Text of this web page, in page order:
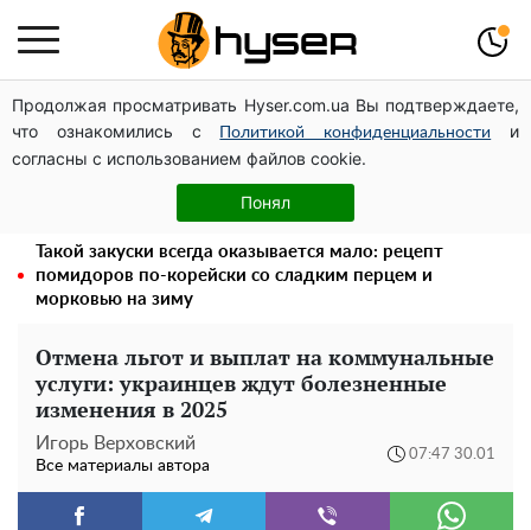
Продолжая просматривать Hyser.com.ua Вы подтверждаете,
что ознакомились с
Политикой конфиденциальности
и
согласны с использованием файлов cookie.
Понял
Полностью голая Анна Тринчер блеснула
"прелестями": таких размеров вы еще не видели
Поэтому и выглядит так молодо: 5 простых и
любимых блюд Аллы Пугачевой, о которых вы точно
Такой закуски всегда оказывается мало: рецепт
помидоров по-корейски со сладким перцем и
морковью на зиму
Отмена льгот и выплат на коммунальные
услуги: украинцев ждут болезненные
изменения в 2025
Игорь Верховский
Все материалы автора
07:47 30.01